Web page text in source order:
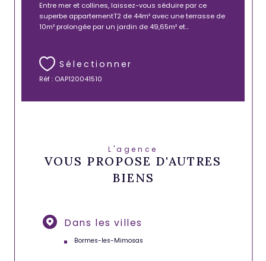
Entre mer et collines, laissez-vous séduire par ce
superbe appartementT2 de 44m² avec une terrasse de
10m² prolongée par un jardin de 49,65m² et...
Sélectionner
Réf : OAP120041510
L'agence
VOUS PROPOSE D'AUTRES
BIENS
Dans les villes
Bormes-les-Mimosas